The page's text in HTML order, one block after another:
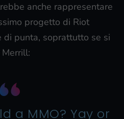
anche rappresentare
progetto di Riot
di punta, soprattutto se si
a MMO? Yay or